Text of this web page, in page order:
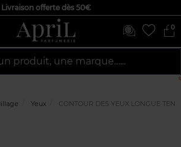
Livraison offerte dès 50€
0
produit, une marque…...
Yeux CONTOUR DES YEUX LONGUE